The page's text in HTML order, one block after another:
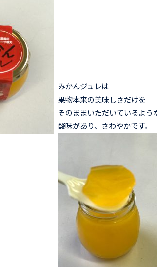
みかんジュレは
果物本来の美味しさだけを
そのままいただいているよう
酸味があり、さわやかです。